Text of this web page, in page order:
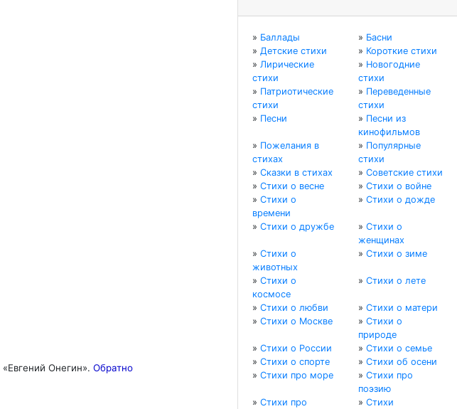
«Евгений Онегин». Обратно
» Баллады » Басни
» Детские стихи » Короткие стихи
» Лирические
стихи
» Новогодние
стихи
» Патриотические
стихи
» Переведенные
стихи
» Песни » Песни из
кинофильмов
» Пожелания в
стихах
» Популярные
стихи
» Сказки в стихах » Советские стихи
» Стихи о весне » Стихи о войне
» Стихи о
времени
» Стихи о дожде
» Стихи о дружбе » Стихи о
женщинах
» Стихи о
животных
» Стихи о зиме
» Стихи о
космосе
» Стихи о лете
» Стихи о любви » Стихи о матери
» Стихи о Москве » Стихи о
природе
» Стихи о России » Стихи о семье
» Стихи о спорте » Стихи об осени
» Стихи про море » Стихи про
поэзию
» Стихи про
» Стихи